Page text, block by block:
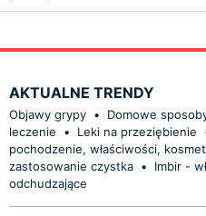
AKTUALNE TRENDY
Objawy grypy • Domowe
leczenie
• Leki na przeziębienie
pochodzenie, właściwości,
zastosowanie czystka •
Imbir -
odchudzające